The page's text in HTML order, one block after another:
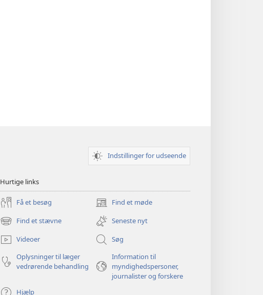
Indstillinger for udseende
Hurtige links
Få et besøg Find et møde
(åbner
nyt
vindue)
Find et stævne
(åbner
nyt
vindue)
Seneste nyt
Videoer
Søg
Oplysninger til læger
vedrørende behandling
Information til
myndighedspersoner,
journalister og forskere
Hjælp